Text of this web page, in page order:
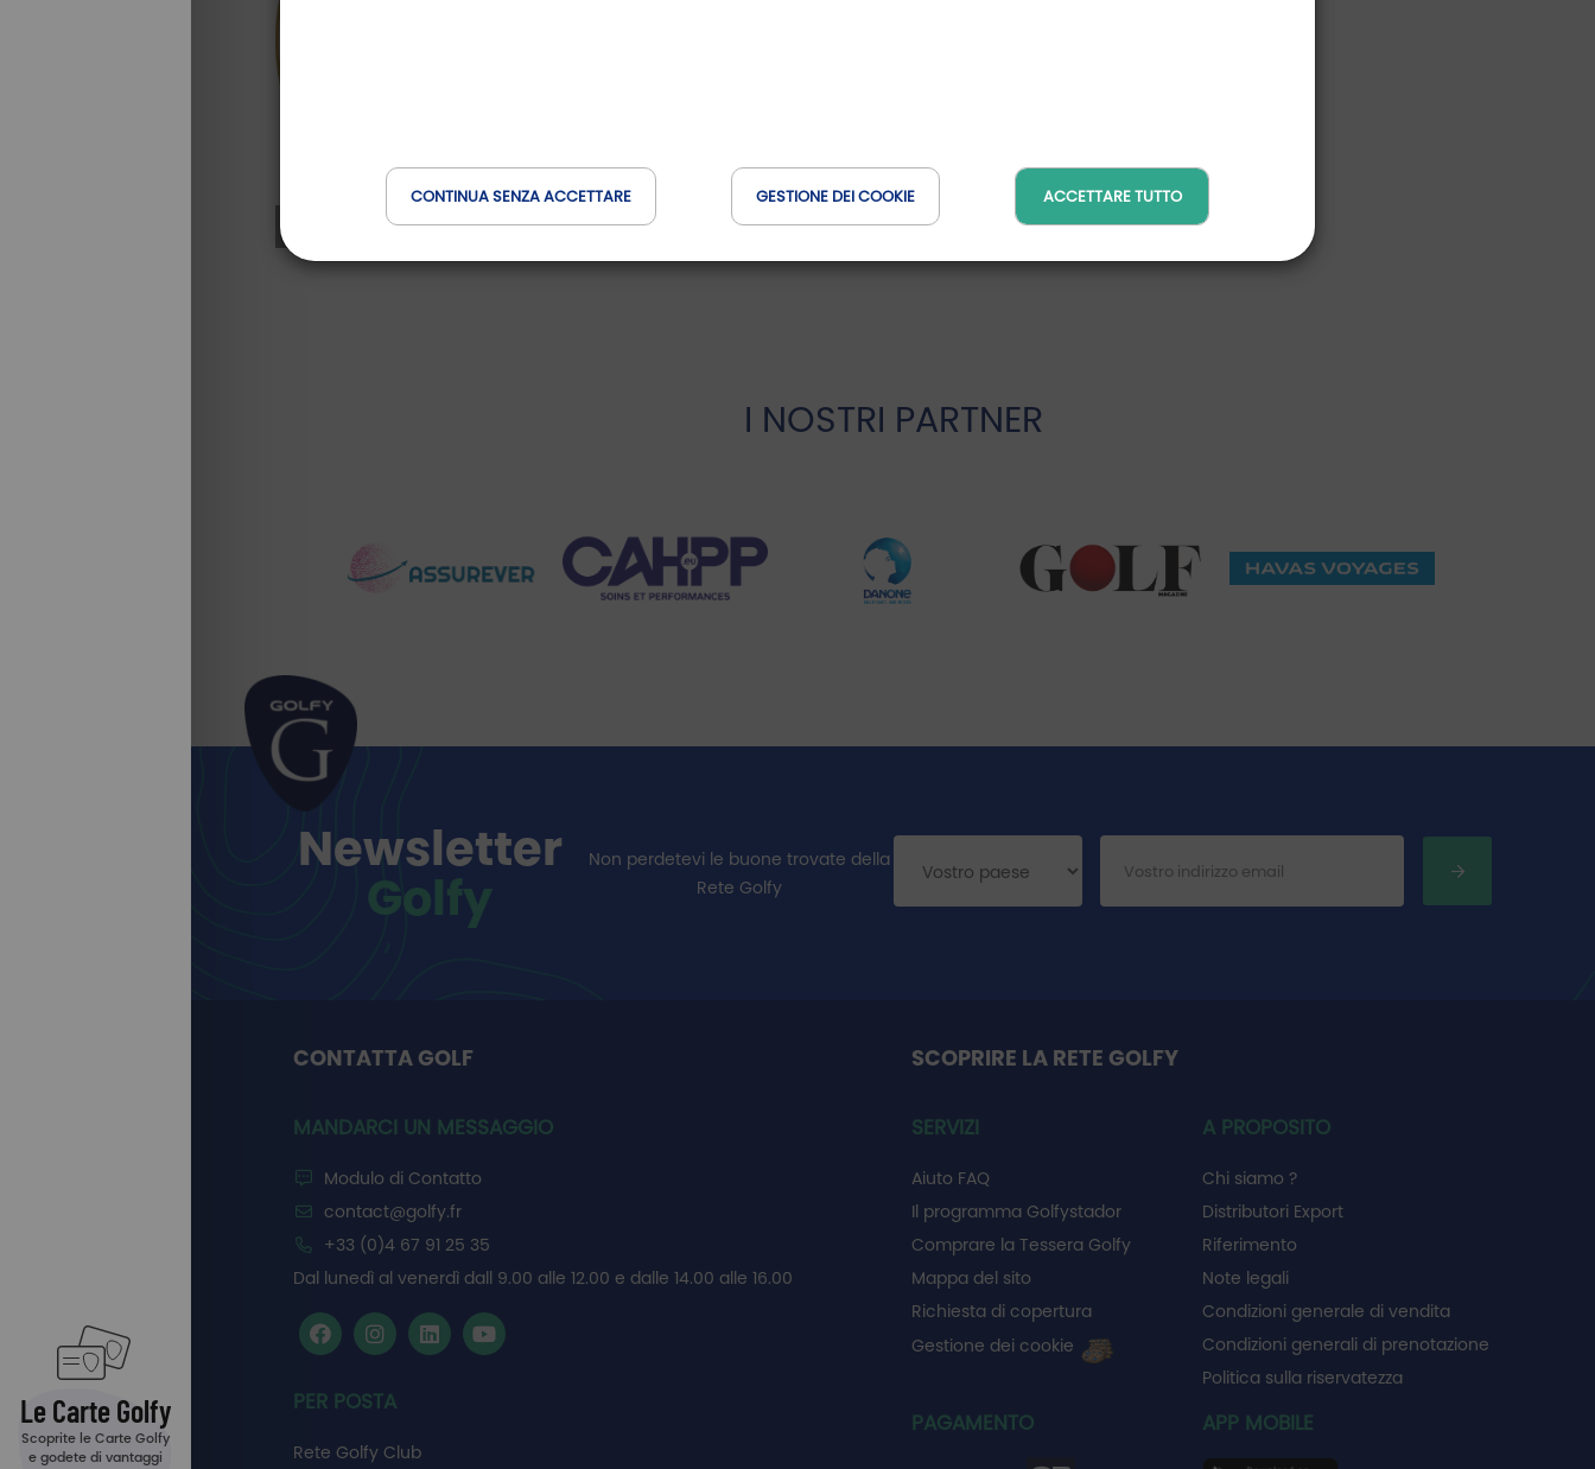
CONTINUA SENZA ACCETTARE GESTIONE DEI COOKIE ACCETTARE TUTTO
Le Carte Golfy
Scoprite le Carte Golfy
e godete di vantaggi
GOLF DE GRANVILLE - BAIE DU MONT SAINT-MICHEL
I NOSTRI PARTNER
Newsletter
Golfy
Non perdetevi le buone trovate della
Rete Golfy
CONTATTA GOLF
MANDARCI UN MESSAGGIO
Modulo di Contatto
contact@golfy.fr
+33 (0)4 67 91 25 35
Dal lunedì al venerdì dall 9.00 alle 12.00 e dalle 14.00 alle 16.00
PER POSTA
Rete Golfy Club
SCOPRIRE LA RETE GOLFY
SERVIZI
Aiuto FAQ
Il programma Golfystador
Comprare la Tessera Golfy
Mappa del sito
Richiesta di copertura
Gestione dei cookie
A PROPOSITO
Chi siamo ?
Distributori Export
Riferimento
Note legali
Condizioni generale di vendita
Condizioni generali di prenotazione
Politica sulla riservatezza
PAGAMENTO APP MOBILE